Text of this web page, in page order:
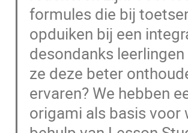
formules die bij
opduiken bij een
desondanks
ze deze beter
ervaren? We hebben
origami als basis voor